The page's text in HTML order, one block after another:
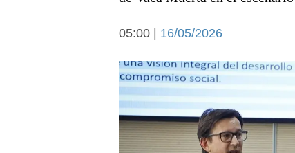
Arte y cultura
Economía y campo
05:00 | 16/05/2026